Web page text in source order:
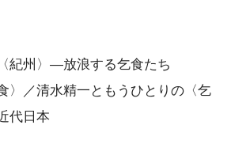
紀州〉―放浪する乞食たち
〉／清水精一ともうひとりの〈乞
代日本